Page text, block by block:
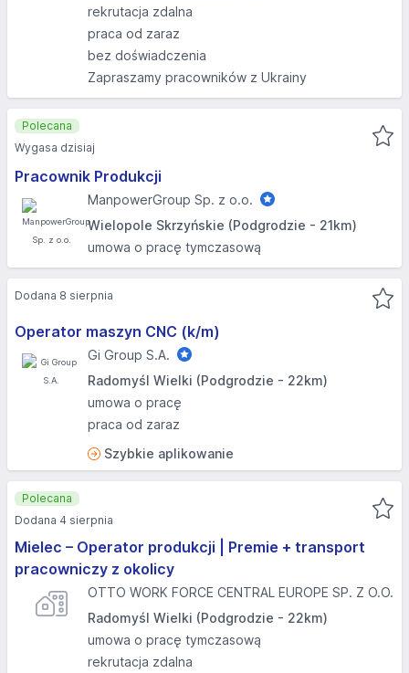
rekrutacja zdalna
praca od zaraz
bez doświadczenia
Zapraszamy pracowników z Ukrainy
Pracownik Produkcji
ManpowerGroup Sp. z o.o.
Wielopole Skrzyńskie (Podgrodzie - 21km)
umowa o pracę tymczasową
Polecana
Wygasa dzisiaj
Operator maszyn CNC (k/m)
Gi Group S.A.
Radomyśl Wielki (Podgrodzie - 22km)
umowa o pracę
praca od zaraz
Szybkie aplikowanie
Dodana 8 sierpnia
Mielec – Operator produkcji | Premie + transport
pracowniczy z okolicy
OTTO WORK FORCE CENTRAL EUROPE SP. Z O.O.
Radomyśl Wielki (Podgrodzie - 22km)
umowa o pracę tymczasową
rekrutacja zdalna
Polecana
Dodana 4 sierpnia